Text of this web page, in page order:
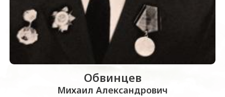
Обвинцев
Михаил Александрович